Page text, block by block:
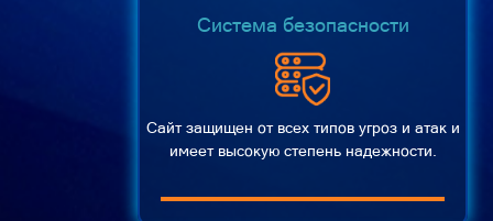
Система безопасности
Сайт защищен от всех типов угроз и атак и
имеет высокую степень надежности.